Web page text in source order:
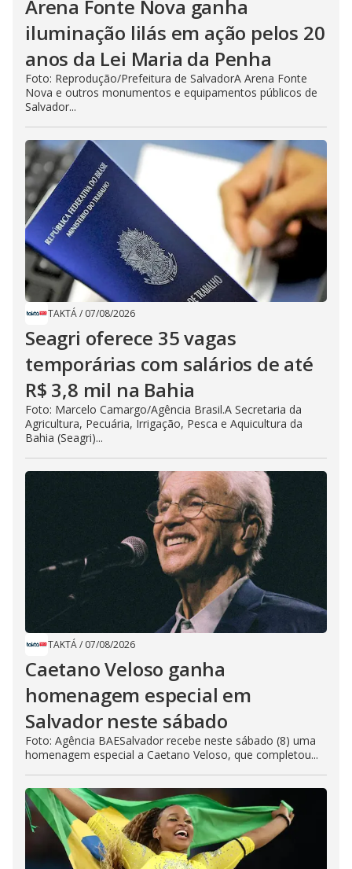
Arena Fonte Nova ganha
iluminação lilás em ação pelos 20
anos da Lei Maria da Penha
Foto: Reprodução/Prefeitura de SalvadorA Arena Fonte
Nova e outros monumentos e equipamentos públicos de
Salvador...
TAKTÁ/ 07/08/2026
Seagri oferece 35 vagas
temporárias com salários de até
R$ 3,8 mil na Bahia
Foto: Marcelo Camargo/Agência Brasil.A Secretaria da
Agricultura, Pecuária, Irrigação, Pesca e Aquicultura da
Bahia (Seagri)...
TAKTÁ/ 07/08/2026
Caetano Veloso ganha
homenagem especial em
Salvador neste sábado
Foto: Agência BAESalvador recebe neste sábado (8) uma
homenagem especial a Caetano Veloso, que completou...